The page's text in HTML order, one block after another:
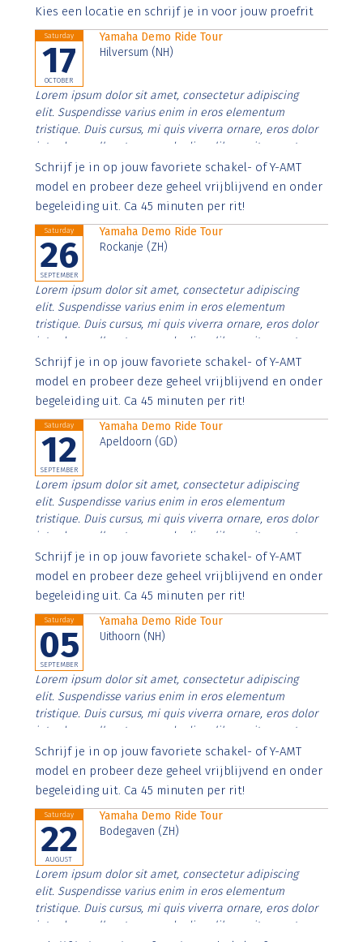
Aenean faucibus nibh et justo cursus id rutrum lorem
Kies een locatie en schrijf je in voor jouw proefrit
Saturday
17
OCTOBER
Yamaha Demo Ride Tour
Hilversum (NH)
Lorem ipsum dolor sit amet, consectetur adipiscing
elit. Suspendisse varius enim in eros elementum
tristique. Duis cursus, mi quis viverra ornare, eros dolor
interdum nulla, ut commodo diam libero vitae erat.
Aenean faucibus nibh et justo cursus id rutrum lorem
imperdiet. Nunc ut sem vitae risus tristique posuere.
Schrijf je in op jouw favoriete schakel- of Y-AMT
model en probeer deze geheel vrijblijvend en onder
begeleiding uit. Ca 45 minuten per rit!
Saturday
26
SEPTEMBER
Yamaha Demo Ride Tour
Rockanje (ZH)
Lorem ipsum dolor sit amet, consectetur adipiscing
elit. Suspendisse varius enim in eros elementum
tristique. Duis cursus, mi quis viverra ornare, eros dolor
interdum nulla, ut commodo diam libero vitae erat.
Aenean faucibus nibh et justo cursus id rutrum lorem
imperdiet. Nunc ut sem vitae risus tristique posuere.
Schrijf je in op jouw favoriete schakel- of Y-AMT
model en probeer deze geheel vrijblijvend en onder
begeleiding uit. Ca 45 minuten per rit!
Saturday
12
SEPTEMBER
Yamaha Demo Ride Tour
Apeldoorn (GD)
Lorem ipsum dolor sit amet, consectetur adipiscing
elit. Suspendisse varius enim in eros elementum
tristique. Duis cursus, mi quis viverra ornare, eros dolor
interdum nulla, ut commodo diam libero vitae erat.
Aenean faucibus nibh et justo cursus id rutrum lorem
imperdiet. Nunc ut sem vitae risus tristique posuere.
Schrijf je in op jouw favoriete schakel- of Y-AMT
model en probeer deze geheel vrijblijvend en onder
begeleiding uit. Ca 45 minuten per rit!
Saturday
05
SEPTEMBER
Yamaha Demo Ride Tour
Uithoorn (NH)
Lorem ipsum dolor sit amet, consectetur adipiscing
elit. Suspendisse varius enim in eros elementum
tristique. Duis cursus, mi quis viverra ornare, eros dolor
interdum nulla, ut commodo diam libero vitae erat.
Aenean faucibus nibh et justo cursus id rutrum lorem
imperdiet. Nunc ut sem vitae risus tristique posuere.
Schrijf je in op jouw favoriete schakel- of Y-AMT
model en probeer deze geheel vrijblijvend en onder
begeleiding uit. Ca 45 minuten per rit!
Saturday
22
AUGUST
Yamaha Demo Ride Tour
Bodegaven (ZH)
Lorem ipsum dolor sit amet, consectetur adipiscing
elit. Suspendisse varius enim in eros elementum
tristique. Duis cursus, mi quis viverra ornare, eros dolor
interdum nulla, ut commodo diam libero vitae erat.